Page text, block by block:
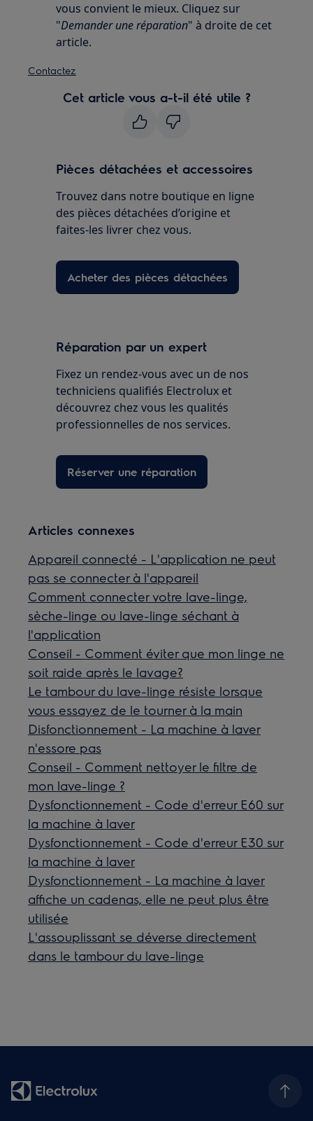
vous convient le mieux. Cliquez sur
"Demander une réparation" à droite de cet
article.
Contactez
Cet article vous a-t-il été utile ?
Pièces détachées et accessoires
Trouvez dans notre boutique en ligne
des pièces détachées d’origine et
faites-les livrer chez vous.
Acheter des pièces détachées
Réparation par un expert
Fixez un rendez-vous avec un de nos
techniciens qualifiés Electrolux et
découvrez chez vous les qualités
professionnelles de nos services.
Réserver une réparation
Articles connexes
Appareil connecté - L'application ne peut
pas se connecter à l'appareil
Comment connecter votre lave-linge,
sèche-linge ou lave-linge séchant à
l'application
Conseil - Comment éviter que mon linge ne
soit raide après le lavage?
Le tambour du lave-linge résiste lorsque
vous essayez de le tourner à la main
Disfonctionnement - La machine à laver
n'essore pas
Conseil - Comment nettoyer le filtre de
mon lave-linge ?
Dysfonctionnement - Code d'erreur E60 sur
la machine à laver
Dysfonctionnement - Code d'erreur E30 sur
la machine à laver
Dysfonctionnement - La machine à laver
affiche un cadenas, elle ne peut plus être
utilisée
L'assouplissant se déverse directement
dans le tambour du lave-linge